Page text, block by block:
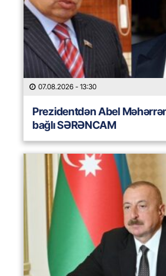
07.08.2026 - 13:30
Prezidentdən Abel
bağlı SƏRƏNCAM